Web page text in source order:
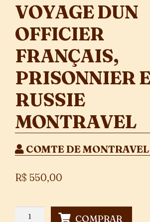
VOYAGE DUN
OFFICIER
FRANÇAIS,
PRISONNIER
RUSSIE
MONTRAVEL
COMTE DE MONTRAVEL
R$ 550,00
COMPRAR